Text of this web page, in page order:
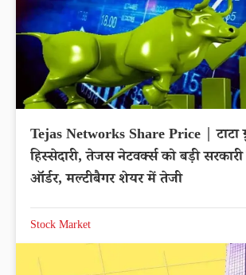
Tejas Networks Share Price | टाटा
हिस्सेदारी, तेजस नेटवर्क्स को बड़ी
ऑर्डर, मल्टीबैगर शेयर में तेजी
Stock Market